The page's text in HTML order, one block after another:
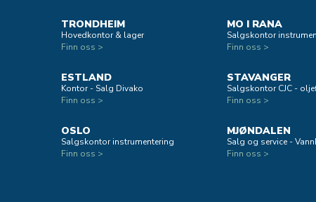
TRONDHEIM
Hovedkontor & lager
Finn oss >
ESTLAND
Kontor - Salg Divako
Finn oss >
OSLO
Salgskontor instrumentering
Finn oss >
MO I RANA
Salgskontor
Finn oss >
STAVANGER
Salgskontor CJC -
Finn oss >
MJØNDALEN
Salg og service -
Finn oss >